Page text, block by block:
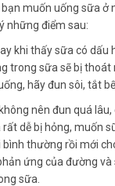
muốn uống sữa ở
những điểm sau:
khi thấy sữa có dấu
trong sữa sẽ bị thoát
hãy đun sôi, tắt
nên đun quá
dễ bị hỏng, muốn
thường rồi mới
ứng của đường
sữa.